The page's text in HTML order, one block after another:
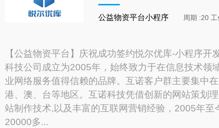
公益物资平台小程序 周期 :20 工
【公益物资平台】庆祝成功签约悦尔优库-小程序开
科技公司成立为2005年，始终致力于在信息技术领
业网络服务值得信赖的品牌。互诺客户群主要集中
港、澳、台等地区。互诺科技凭借创新的网站策划
站制作技术,以及丰富的互联网营销经验，2005年至
20000多...